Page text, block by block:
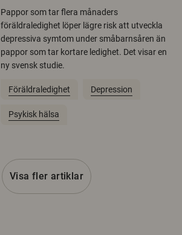
Pappor som tar flera månaders
föräldraledighet löper lägre risk att utveckla
depressiva symtom under småbarnsåren än
pappor som tar kortare ledighet. Det visar en
ny svensk studie.
Föräldraledighet Depression
Psykisk hälsa
Visa fler artiklar